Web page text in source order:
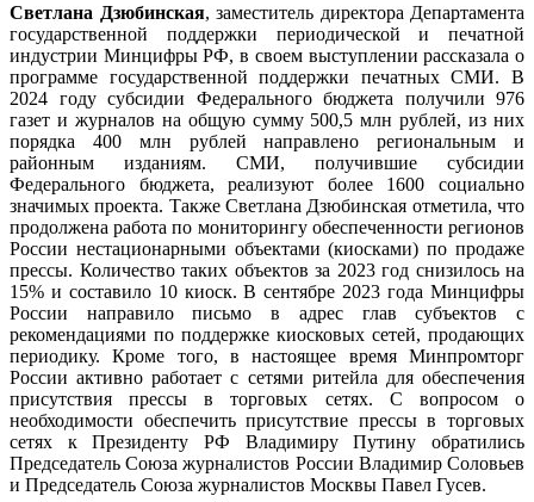
Светлана Дзюбинская, заместитель директора Департамента
государственной поддержки периодической и печатной
индустрии Минцифры РФ, в своем выступлении рассказала о
программе государственной поддержки печатных СМИ. В
2024 году субсидии Федерального бюджета получили 976
газет и журналов на общую сумму 500,5 млн рублей, из них
порядка 400 млн рублей направлено региональным и
районным изданиям. СМИ, получившие субсидии
Федерального бюджета, реализуют более 1600 социально
значимых проекта. Также Светлана Дзюбинская отметила, что
продолжена работа по мониторингу обеспеченности регионов
России нестационарными объектами (киосками) по продаже
прессы. Количество таких объектов за 2023 год снизилось на
15% и составило 10 киоск. В сентябре 2023 года Минцифры
России направило письмо в адрес глав субъектов с
рекомендациями по поддержке киосковых сетей, продающих
периодику. Кроме того, в настоящее время Минпромторг
России активно работает с сетями ритейла для обеспечения
присутствия прессы в торговых сетях. С вопросом о
необходимости обеспечить присутствие прессы в торговых
сетях к Президенту РФ Владимиру Путину обратились
Председатель Союза журналистов России Владимир Соловьев
и Председатель Союза журналистов Москвы Павел Гусев.